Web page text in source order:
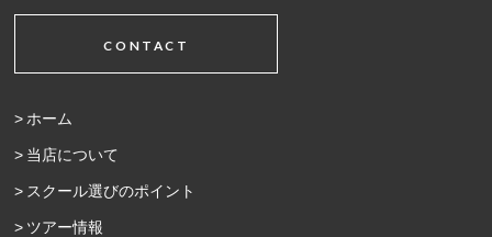
CONTACT
ホーム
当店について
スクール選びのポイント
ツアー情報